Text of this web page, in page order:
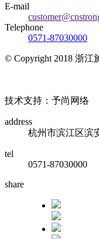
E-mail
Telephone
0571-87030000
© Copyright 2018 浙江
技术支持：予尚网络
address
杭州市滨江区滨
tel
0571-87030000
share